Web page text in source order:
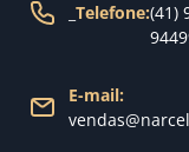
Telefone:(41)
E-mail: